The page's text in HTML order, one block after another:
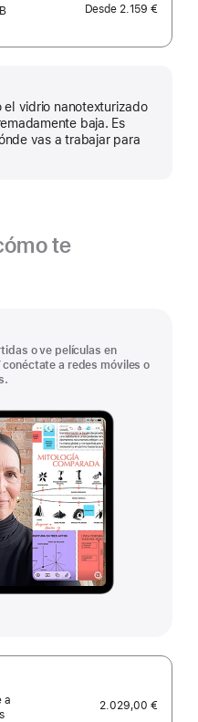
Desde 2.159 €
el vidrio nanotexturizado
baja. Es
vas a trabajar para
te
o ve películas en
a redes móviles o
a
2.029,00 €